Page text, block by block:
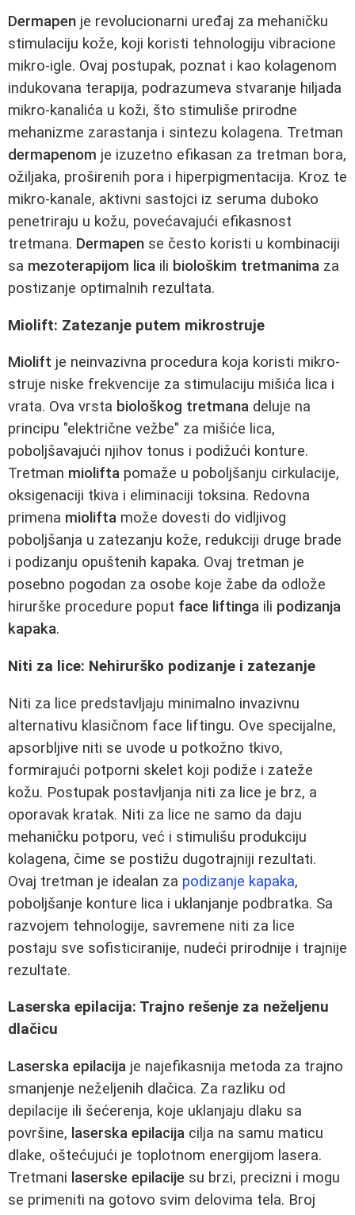
Dermapen je revolucionarni uređaj za mehaničku
stimulaciju kože, koji koristi tehnologiju vibracione
mikro-igle. Ovaj postupak, poznat i kao kolagenom
indukovana terapija, podrazumeva stvaranje hiljada
mikro-kanalića u koži, što stimuliše prirodne
mehanizme zarastanja i sintezu kolagena. Tretman
dermapenom je izuzetno efikasan za tretman bora,
ožiljaka, proširenih pora i hiperpigmentacija. Kroz te
mikro-kanale, aktivni sastojci iz seruma duboko
penetriraju u kožu, povećavajući efikasnost
tretmana. Dermapen se često koristi u kombinaciji
sa mezoterapijom lica ili biološkim tretmanima za
postizanje optimalnih rezultata.
Miolift: Zatezanje putem mikrostruje
Miolift je neinvazivna procedura koja koristi mikro-
struje niske frekvencije za stimulaciju mišića lica i
vrata. Ova vrsta biološkog tretmana deluje na
principu "električne vežbe" za mišiće lica,
poboljšavajući njihov tonus i podižući konture.
Tretman miolifta pomaže u poboljšanju cirkulacije,
oksigenaciji tkiva i eliminaciji toksina. Redovna
primena miolifta može dovesti do vidljivog
poboljšanja u zatezanju kože, redukciji druge brade
i podizanju opuštenih kapaka. Ovaj tretman je
posebno pogodan za osobe koje žabe da odlože
hirurške procedure poput face liftinga ili podizanja
kapaka.
Niti za lice: Nehirurško podizanje i zatezanje
Niti za lice predstavljaju minimalno invazivnu
alternativu klasičnom face liftingu. Ove specijalne,
apsorbljive niti se uvode u potkožno tkivo,
formirajući potporni skelet koji podiže i zateže
kožu. Postupak postavljanja niti za lice je brz, a
oporavak kratak. Niti za lice ne samo da daju
mehaničku potporu, već i stimulišu produkciju
kolagena, čime se postižu dugotrajniji rezultati.
Ovaj tretman je idealan za podizanje kapaka,
poboljšanje konture lica i uklanjanje podbratka. Sa
razvojem tehnologije, savremene niti za lice
postaju sve sofisticiranije, nudeći prirodnije i trajnije
rezultate.
Laserska epilacija: Trajno rešenje za neželjenu
dlačicu
Laserska epilacija je najefikasnija metoda za trajno
smanjenje neželjenih dlačica. Za razliku od
depilacije ili šećerenja, koje uklanjaju dlaku sa
površine, laserska epilacija cilja na samu maticu
dlake, oštećujući je toplotnom energijom lasera.
Tretmani laserske epilacije su brzi, precizni i mogu
se primeniti na gotovo svim delovima tela. Broj